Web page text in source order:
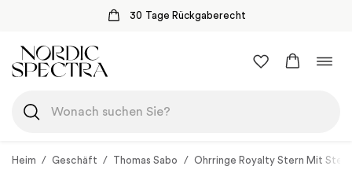
30 Tage Rückgaberecht
Inhalt
springen
Heim / Geschäft / Thomas Sabo / Ohrringe Royalty Stern Mit